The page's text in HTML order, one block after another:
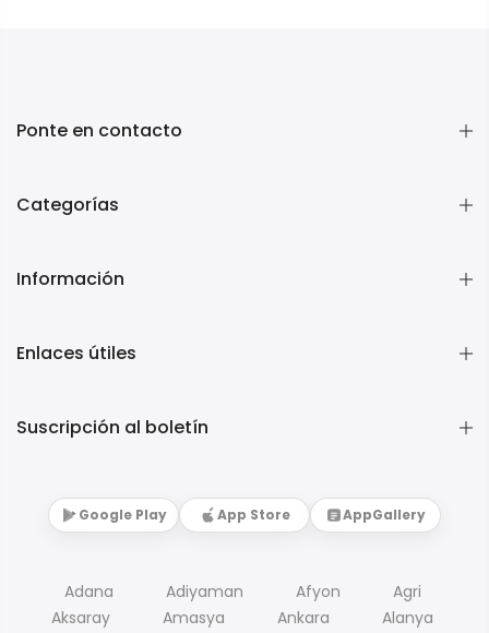
Ponte en contacto
Categorías
Información
Enlaces útiles
Suscripción al boletín
Google Play App Store AppGallery
Adana Adiyaman Afyon
Agri
Aksaray
Amasya Ankara
Alanya